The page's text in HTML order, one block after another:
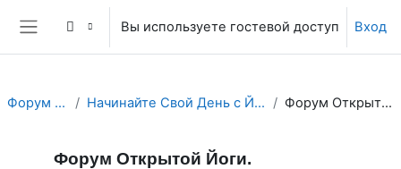
Перейти к основному содержанию
Боковая панель
Вы используете гостевой доступ Вход
Форум Йоги. Начинайте Свой День с Йога Форума! Форум Открытой Йоги.
Форум Открытой Йоги.